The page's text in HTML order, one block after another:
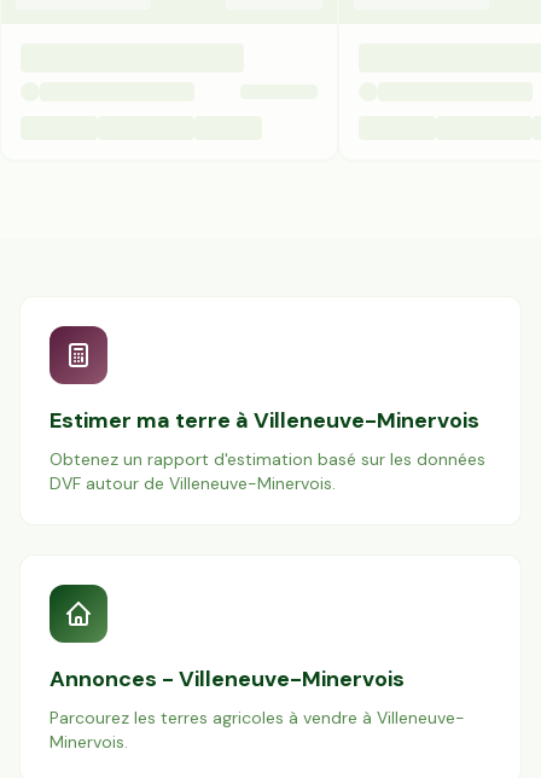
Estimer ma terre à Villeneuve-Minervois
Obtenez un rapport d'estimation basé sur les données
DVF autour de Villeneuve-Minervois.
Annonces - Villeneuve-Minervois
Parcourez les terres agricoles à vendre à Villeneuve-
Minervois.